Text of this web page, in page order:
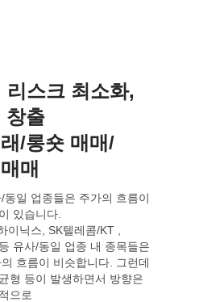
스크 최소화,
창출
/롱숏 매매/
매
일 업종들은 주가의 흐름이
있습니다.
이닉스, SK텔레콤/KT ,
유사/동일 업종 내 종목들은
흐름이 비슷합니다. 그런데
형 등이 발생하면서 방향은
으로